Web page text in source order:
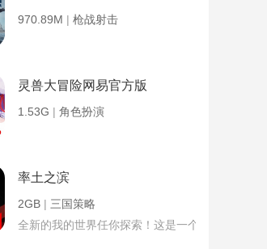
970.89M | 枪战射击
灵兽大冒险网易官方版
1.53G | 角色扮演
率土之滨
2GB | 三国策略
全新的我的世界任你探索！这是一个小提示字段。